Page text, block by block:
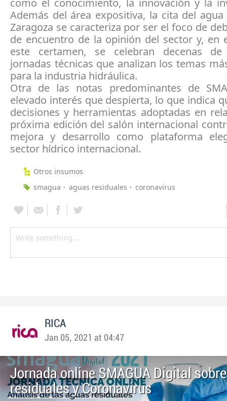
Además del área expositiva, la cita del agua
Zaragoza se caracteriza por ser el foco de
de encuentro de la opinión del sector y, en
este certamen, se celebran decenas
jornadas técnicas que analizan los temas
para la industria hidráulica.
Otra de las notas predominantes de
elevado interés que despierta, lo que indica
decisiones y herramientas adoptadas en
próxima edición del salón internacional
mejora y desarrollo como plataforma
sector hídrico internacional.
Otros insumos
smagua
aguas residuales coronavirus
RICA
Jan 05, 2021 at 04:47
Jornada online SMAGUA Digital
residuales y Coronavirus